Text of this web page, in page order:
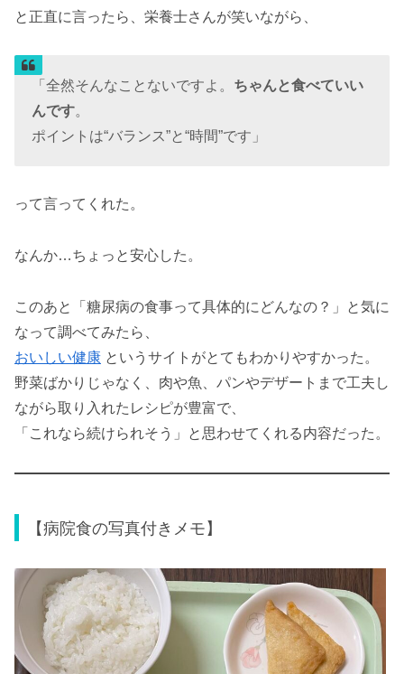
と正直に言ったら、栄養士さんが笑いながら、
「全然そんなことないですよ。 ちゃんと食べていい
んです。
ポイントは“バランス”と“時間”です」
って言ってくれた。
なんか…ちょっと安心した。
このあと「糖尿病の食事って具体的にどんなの？」と気に
なって調べてみたら、
おいしい健康 というサイトがとてもわかりやすかった。
野菜ばかりじゃなく、肉や魚、パンやデザートまで工夫し
ながら取り入れたレシピが豊富で、
「これなら続けられそう」と思わせてくれる内容だった。
【病院食の写真付きメモ】